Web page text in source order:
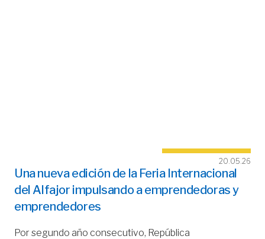
20.05.26
Una nueva edición de la Feria Internacional
del Alfajor impulsando a emprendedoras y
emprendedores
Por segundo año consecutivo, República